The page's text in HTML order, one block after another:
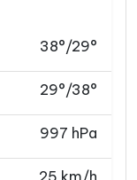
38°/29°
29°/38°
997 hPa